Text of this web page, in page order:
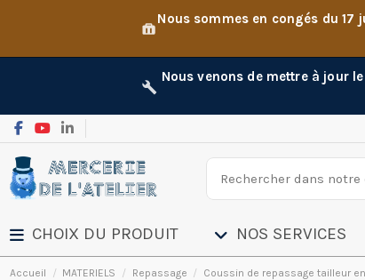
Nous sommes en congés du
Nous venons de mettre à jour
CHOIX DU PRODUIT NOS SERVICES
Accueil MATERIELS Repassage Coussin de repassage tailleur